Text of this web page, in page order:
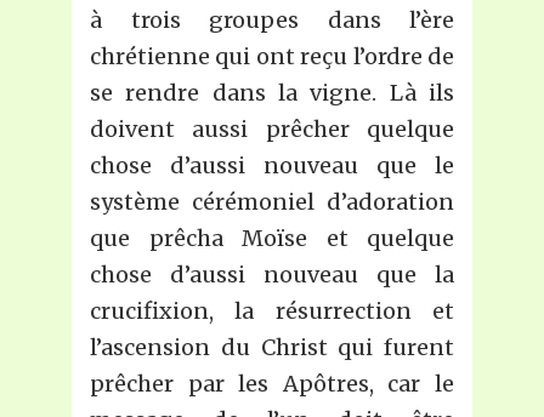
à trois groupes dans l’ère
chrétienne qui ont reçu l’ordre de
se rendre dans la vigne. Là ils
doivent aussi prêcher quelque
chose d’aussi nouveau que le
système cérémoniel d’adoration
que prêcha Moïse et quelque
chose d’aussi nouveau que la
crucifixion, la résurrection et
l’ascension du Christ qui furent
prêcher par les Apôtres, car le